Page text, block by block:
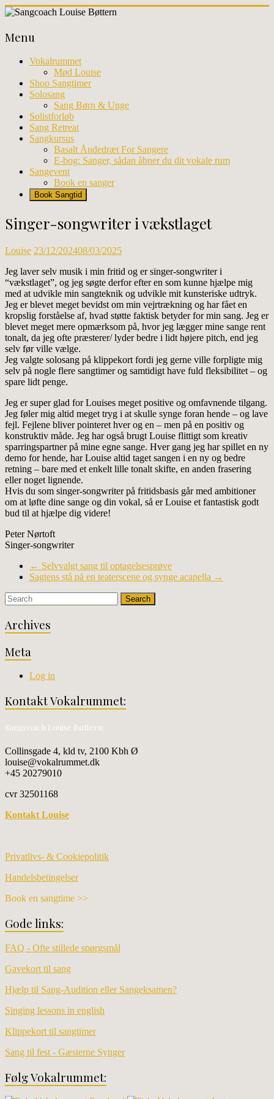
Skip
content
Louise
Bøttern
Professionel
sangundervisning
workhops
København
Menu
Vokalrummet
Mød Louise
Shop Sangtimer
Solosang
Sang Børn & Unge
Solistforløb
Sang Retreat
Sangkursus
Basalt Åndedræt For Sangere
E-bog: Sanger, sådan åbner du dit vokale rum
Sangevent
Book en sanger
Book Sangtid
Singer-songwriter i vækstlaget
Louise 23/12/202408/03/2025
Jeg laver selv musik i min fritid og er singer-songwriter i
“vækstlaget”, og jeg søgte derfor efter en som kunne hjælpe mig
med at udvikle min sangteknik og udvikle mit kunsteriske udtryk.
Jeg er blevet meget bevidst om min vejrtrækning og har fået en
kropslig forståelse af, hvad støtte faktisk betyder for min sang. Jeg er
blevet meget mere opmærksom på, hvor jeg lægger mine sange rent
tonalt, da jeg ofte præsterer/ lyder bedre i lidt højere pitch, end jeg
selv før ville vælge.
Jeg valgte solosang på klippekort fordi jeg gerne ville forpligte mig
selv på nogle flere sangtimer og samtidigt have fuld fleksibilitet – og
spare lidt penge.
Jeg er super glad for Louises meget positive og omfavnende tilgang.
Jeg føler mig altid meget tryg i at skulle synge foran hende – og lave
fejl. Fejlene bliver pointeret hver og en – men på en positiv og
konstruktiv måde. Jeg har også brugt Louise flittigt som kreativ
sparringspartner på mine egne sange. Hver gang jeg har spillet en ny
demo for hende, har Louise altid taget sangen i en ny og bedre
retning – bare med et enkelt lille tonalt skifte, en anden frasering
eller noget lignende.
Hvis du som singer-songwriter på fritidsbasis går med ambitioner
om at løfte dine sange og din vokal, så er Louise et fantastisk godt
bud til at hjælpe dig videre!
Peter Nørtoft
Singer-songwriter
← Selvvalgt sang til optagelsesprøve
Sagtens stå på en teaterscene og synge acapella →
Archives
Meta
Log in
Kontakt Vokalrummet:
Sangcoach Louise Bøttern
Collinsgade 4, kld tv, 2100 Kbh Ø
louise@vokalrummet.dk
+45 20279010
cvr 32501168
Kontakt Louise
Privatlivs- & Cookiepolitik
Handelsbetingelser
Book en sangtime >>
Gode links:
FAQ - Ofte stillede spørgsmål
Gavekort til sang
Hjælp til Sang-Audition eller Sangeksamen?
Singing lessons in english
Klippekort til sangtimer
Sang til fest - Gæsterne Synger
Følg Vokalrummet: